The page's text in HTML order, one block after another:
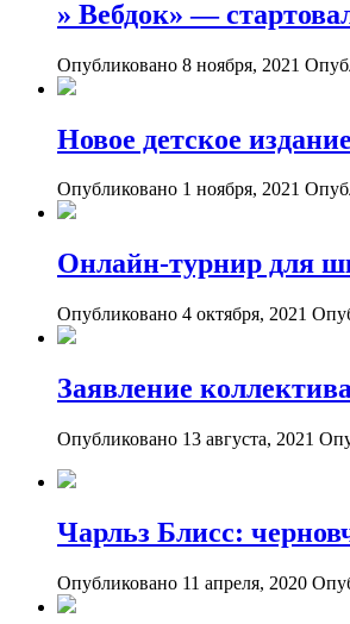
» Вебдок» —
Опубликовано 8 ноября, 2021
Новое детское
Опубликовано 1 ноября, 2021
Онлайн-турнир для
Опубликовано 4 октября, 2021
Заявление
Опубликовано 13 августа, 2021
Чарльз Блисс:
Опубликовано 11 апреля, 2020